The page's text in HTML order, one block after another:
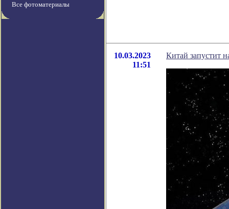
Все фотоматериалы
10.03.2023
11:51
Китай запустит